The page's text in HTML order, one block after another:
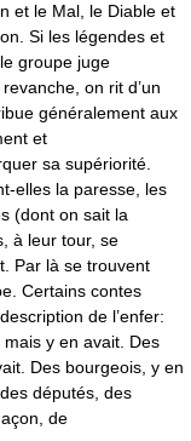
et le Mal, le Diable et
Si les légendes et
groupe juge
on rit d’un
généralement aux
et
sa supériorité.
elles la paresse, les
(dont on sait la
à leur tour, se
Par là se trouvent
Certains contes
de l’enfer:
y en avait. Des
Des bourgeois, y en
députés, des
de